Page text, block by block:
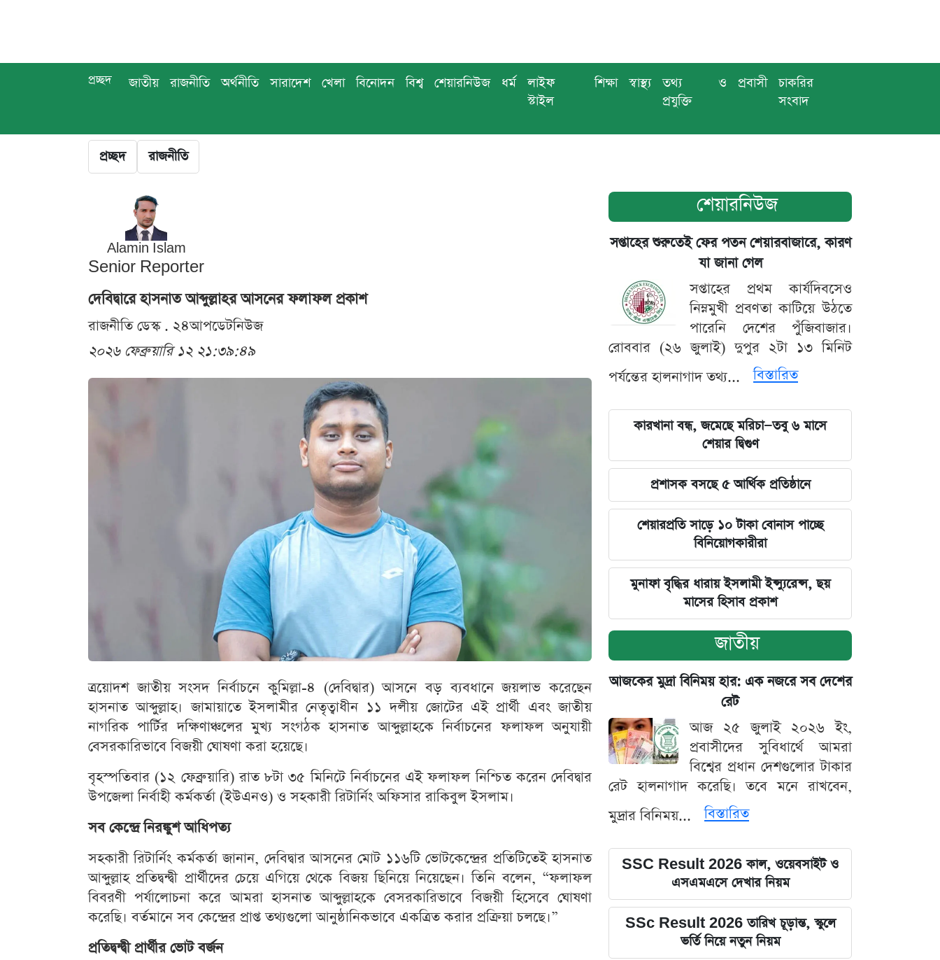
প্রচ্ছদ জাতীয় রাজনীতি অর্থনীতি সারাদেশ খেলা বিনোদন বিশ্ব শেয়ারনিউজ ধর্ম
লাইফ
স্টাইল
শিক্ষা স্বাস্থ্য
তথ্য ও
প্রযুক্তি
প্রবাসী
চাকরির
সংবাদ
প্রচ্ছদ রাজনীতি
Alamin Islam
Senior Reporter
দেবিদ্বারে হাসনাত আব্দুল্লাহর আসনের ফলাফল প্রকাশ
রাজনীতি ডেস্ক . ২৪আপডেটনিউজ
২০২৬ ফেব্রুয়ারি ১২ ২১:৩৯:৪৯
ত্রয়োদশ জাতীয় সংসদ নির্বাচনে কুমিল্লা-৪ (দেবিদ্বার) আসনে বড় ব্যবধানে জয়লাভ করেছেন
হাসনাত আব্দুল্লাহ। জামায়াতে ইসলামীর নেতৃত্বাধীন ১১ দলীয় জোটের এই প্রার্থী এবং জাতীয়
নাগরিক পার্টির দক্ষিণাঞ্চলের মুখ্য সংগঠক হাসনাত আব্দুল্লাহকে নির্বাচনের ফলাফল অনুযায়ী
বেসরকারিভাবে বিজয়ী ঘোষণা করা হয়েছে।
বৃহস্পতিবার (১২ ফেব্রুয়ারি) রাত ৮টা ৩৫ মিনিটে নির্বাচনের এই ফলাফল নিশ্চিত করেন দেবিদ্বার
উপজেলা নির্বাহী কর্মকর্তা (ইউএনও) ও সহকারী রিটার্নিং অফিসার রাকিবুল ইসলাম।
সব কেন্দ্রে নিরঙ্কুশ আধিপত্য
সহকারী রিটার্নিং কর্মকর্তা জানান, দেবিদ্বার আসনের মোট ১১৬টি ভোটকেন্দ্রের প্রতিটিতেই হাসনাত
আব্দুল্লাহ প্রতিদ্বন্দ্বী প্রার্থীদের চেয়ে এগিয়ে থেকে বিজয় ছিনিয়ে নিয়েছেন। তিনি বলেন, “ফলাফল
বিবরণী পর্যালোচনা করে আমরা হাসনাত আব্দুল্লাহকে বেসরকারিভাবে বিজয়ী হিসেবে ঘোষণা
করেছি। বর্তমানে সব কেন্দ্রের প্রাপ্ত তথ্যগুলো আনুষ্ঠানিকভাবে একত্রিত করার প্রক্রিয়া চলছে।”
প্রতিদ্বন্দ্বী প্রার্থীর ভোট বর্জন
শেয়ারনিউজ
সপ্তাহের শুরুতেই ফের পতন শেয়ারবাজারে, কারণ
যা জানা গেল
সপ্তাহের প্রথম কার্যদিবসেও
নিম্নমুখী প্রবণতা কাটিয়ে উঠতে
পারেনি দেশের পুঁজিবাজার।
রোববার (২৬ জুলাই) দুপুর ২টা ১৩ মিনিট
পর্যন্তের হালনাগাদ তথ্য...
বিস্তারিত
কারখানা বন্ধ, জমেছে মরিচা—তবু ৬ মাসে
শেয়ার দ্বিগুণ
প্রশাসক বসছে ৫ আর্থিক প্রতিষ্ঠানে
শেয়ারপ্রতি সাড়ে ১০ টাকা বোনাস পাচ্ছে
বিনিয়োগকারীরা
মুনাফা বৃদ্ধির ধারায় ইসলামী ইন্স্যুরেন্স, ছয়
মাসের হিসাব প্রকাশ
জাতীয়
আজকের মুদ্রা বিনিময় হার: এক নজরে সব দেশের
রেট
আজ ২৫ জুলাই ২০২৬ ইং,
প্রবাসীদের সুবিধার্থে আমরা
বিশ্বের প্রধান দেশগুলোর টাকার
রেট হালনাগাদ করেছি। তবে মনে রাখবেন,
মুদ্রার বিনিময়...
বিস্তারিত
SSC Result 2026 কাল, ওয়েবসাইট ও
এসএমএসে দেখার নিয়ম
SSc Result 2026 তারিখ চূড়ান্ত, স্কুলে
ভর্তি নিয়ে নতুন নিয়ম